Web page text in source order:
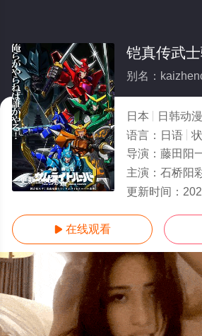
更新至05集
铠真传武
别名：
日本 日韩动漫
语言： 日语
导演： 藤田阳
主演： 石桥阳彩,榎木淳弥,村濑步,
更新时间：
 在线观看